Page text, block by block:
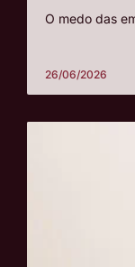
O medo das
26/06/2026